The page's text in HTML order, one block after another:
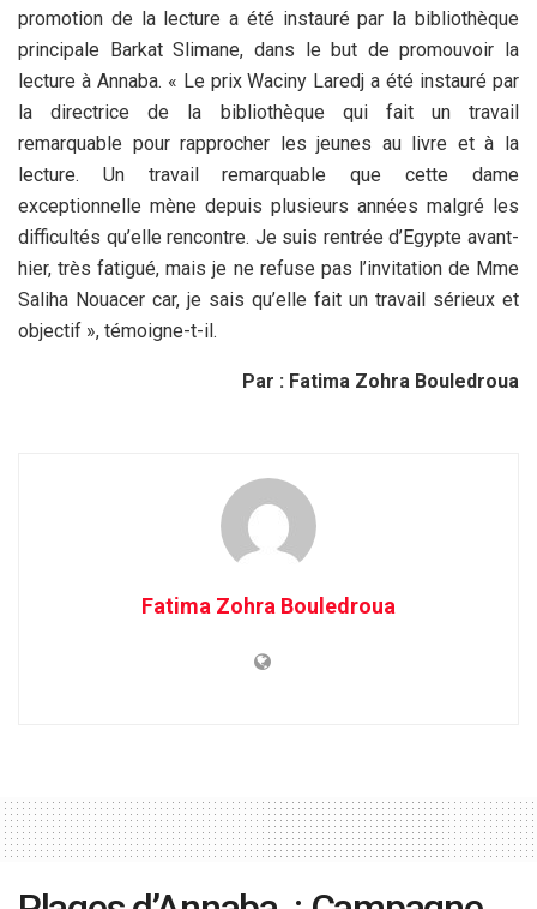
promotion de la lecture a été instauré par la bibliothèque
principale Barkat Slimane, dans le but de promouvoir la
lecture à Annaba. « Le prix Waciny Laredj a été instauré par
la directrice de la bibliothèque qui fait un travail
remarquable pour rapprocher les jeunes au livre et à la
lecture. Un travail remarquable que cette dame
exceptionnelle mène depuis plusieurs années malgré les
difficultés qu’elle rencontre. Je suis rentrée d’Egypte avant-
hier, très fatigué, mais je ne refuse pas l’invitation de Mme
Saliha Nouacer car, je sais qu’elle fait un travail sérieux et
objectif », témoigne-t-il.
Par : Fatima Zohra Bouledroua
Fatima Zohra Bouledroua